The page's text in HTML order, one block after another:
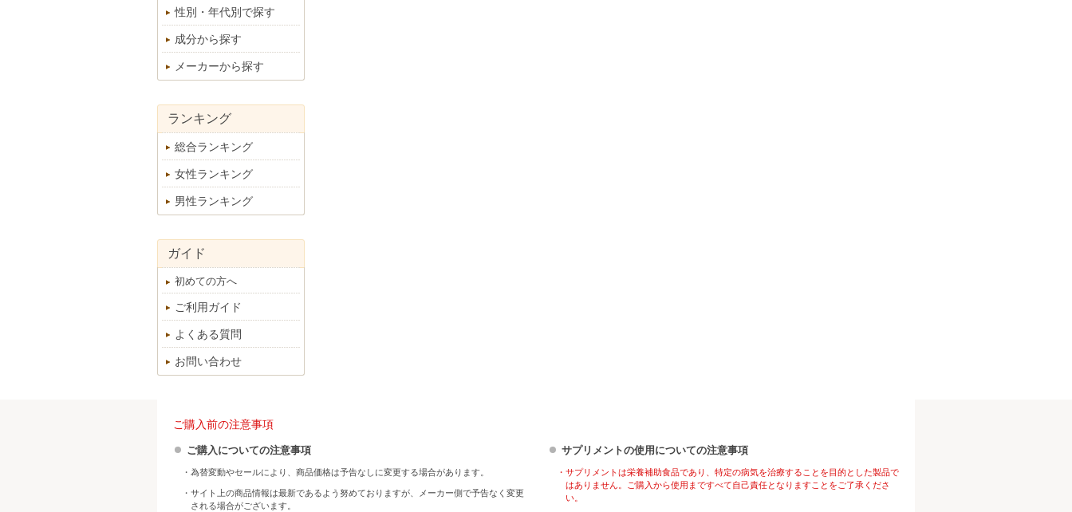
性別・年代別で探す
成分から探す
メーカーから探す
ランキング
総合ランキング
女性ランキング
男性ランキング
ガイド
初めての方へ
ご利用ガイド
よくある質問
お問い合わせ
ご購入前の注意事項
ご購入についての注意事項
・為替変動やセールにより、商品価格は予告なしに変更する場合があります。
・サイト上の商品情報は最新であるよう努めておりますが、メーカー側で予告なく変更
される場合がございます。
サプリメントの使用についての注意事項
・サプリメントは栄養補助食品であり、特定の病気を治療することを目的とした製品で
はありません。ご購入から使用まですべて自己責任となりますことをご了承くださ
い。